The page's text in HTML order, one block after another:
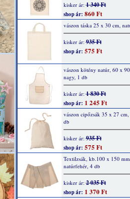
kisker ár:1 340 Ft
shop ár: 860 Ft
vászon táska 25 x 30 cm,
kisker ár:935 Ft
shop ár: 575 Ft
vászon kötény natúr, 60 x
nagy, 1 db
kisker ár:1 830 Ft
shop ár: 1 245 Ft
vászon cipőzsák 35 x 27
db
kisker ár:935 Ft
shop ár: 575 Ft
Textilzsák, kb.100 x 150
natúrfehér, 4 db
kisker ár:2 035 Ft
shop ár: 1 370 Ft